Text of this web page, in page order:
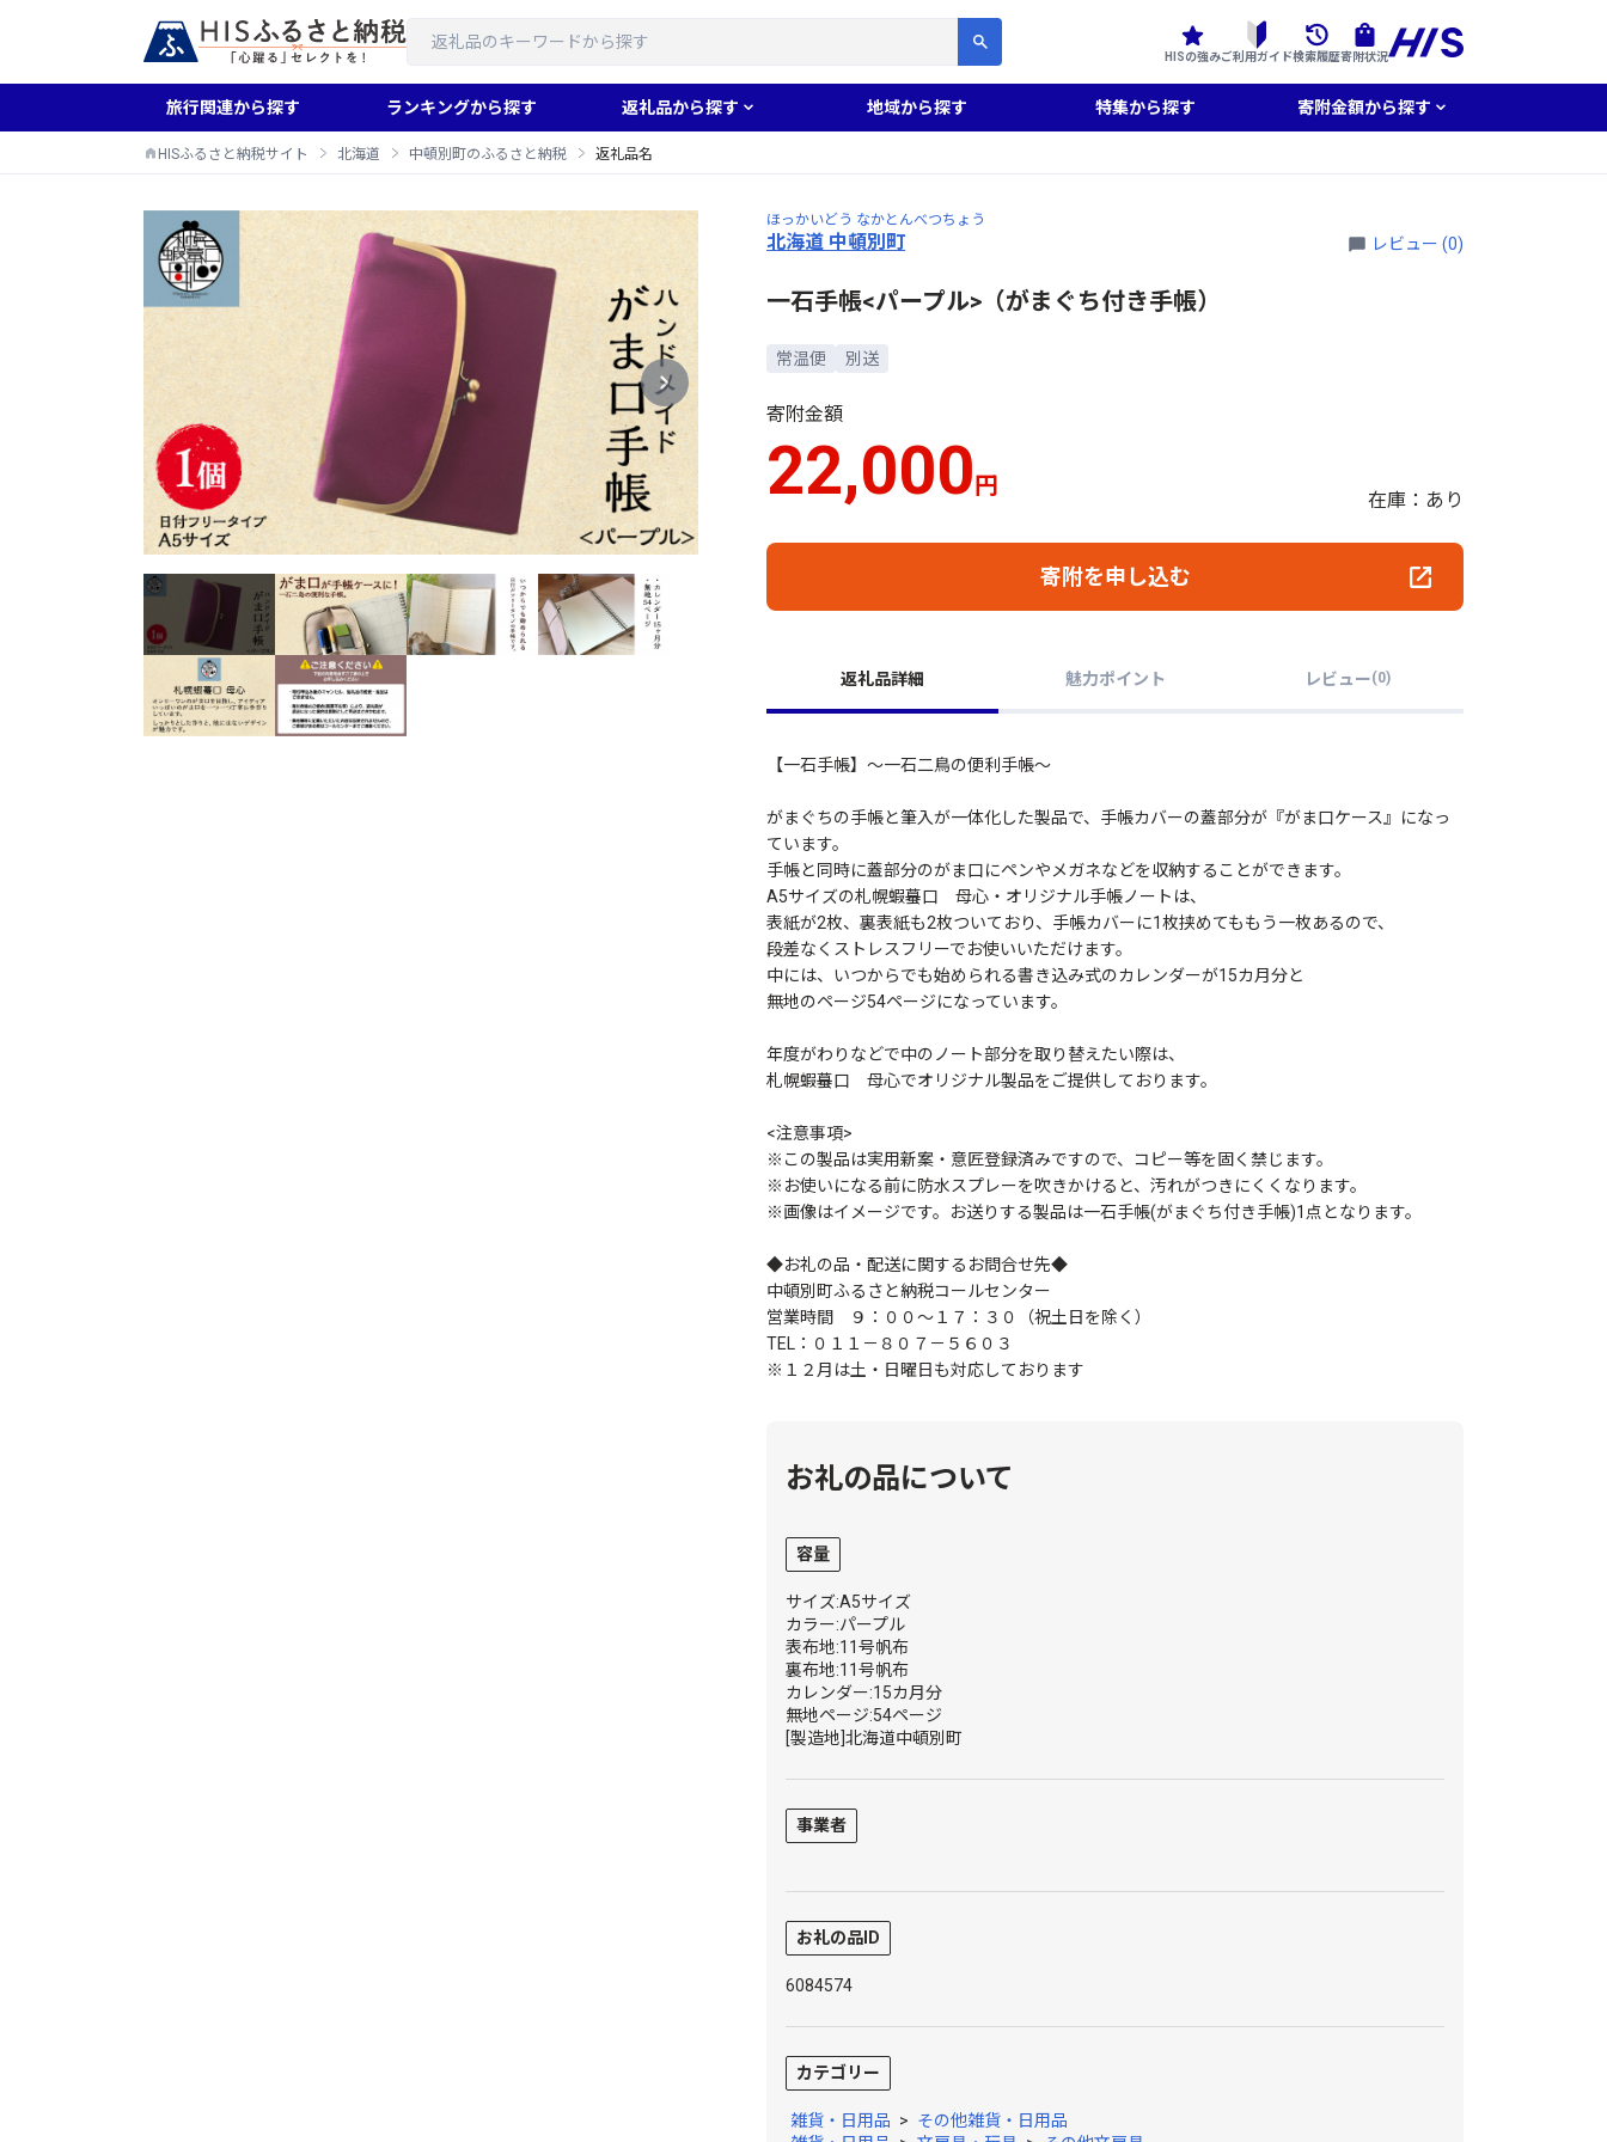
HISの強みご利用ガイド検索履歴寄附状況
旅行関連から探す ランキングから探す 返礼品から探す 地域から探す 特集から探す 寄附金額から探す
HISふるさと納税サイト 北海道 中頓別町のふるさと納税 返礼品名
ほっかいどう なかとんべつちょう
北海道 中頓別町 レビュー (0)
一石手帳<パープル>（がまぐち付き手帳）
常温便 別送
寄附金額
22,000円
在庫：あり
寄附を申し込む
返礼品詳細 魅力ポイント レビュー(0)
【一石手帳】～一石二鳥の便利手帳～
がまぐちの手帳と筆入が一体化した製品で、手帳カバーの蓋部分が『がま口ケース』になっ
ています。
手帳と同時に蓋部分のがま口にペンやメガネなどを収納することができます。
A5サイズの札幌蝦蟇口 母心・オリジナル手帳ノートは、
表紙が2枚、裏表紙も2枚ついており、手帳カバーに1枚挟めてももう一枚あるので、
段差なくストレスフリーでお使いいただけます。
中には、いつからでも始められる書き込み式のカレンダーが15カ月分と
無地のページ54ページになっています。
年度がわりなどで中のノート部分を取り替えたい際は、
札幌蝦蟇口 母心でオリジナル製品をご提供しております。
<注意事項>
※この製品は実用新案・意匠登録済みですので、コピー等を固く禁じます。
※お使いになる前に防水スプレーを吹きかけると、汚れがつきにくくなります。
※画像はイメージです。お送りする製品は一石手帳(がまぐち付き手帳)1点となります。
◆お礼の品・配送に関するお問合せ先◆
中頓別町ふるさと納税コールセンター
営業時間 ９：００～１７：３０（祝土日を除く）
TEL：０１１－８０７－５６０３
※１２月は土・日曜日も対応しております
お礼の品について
容量
サイズ:A5サイズ
カラー:パープル
表布地:11号帆布
裏布地:11号帆布
カレンダー:15カ月分
無地ページ:54ページ
[製造地]北海道中頓別町
事業者
お礼の品ID
6084574
カテゴリー
雑貨・日用品 > その他雑貨・日用品